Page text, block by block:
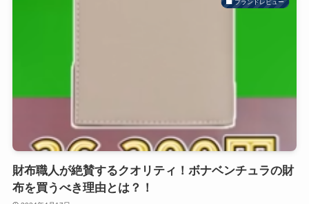
ブランドレビュー
財布職人が絶賛するクオリティ！ボナベンチュラの財
布を買うべき理由とは？！